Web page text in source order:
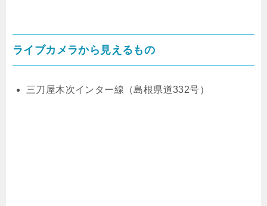
ライブカメラから見えるもの
三刀屋木次インター線（島根県道332号）